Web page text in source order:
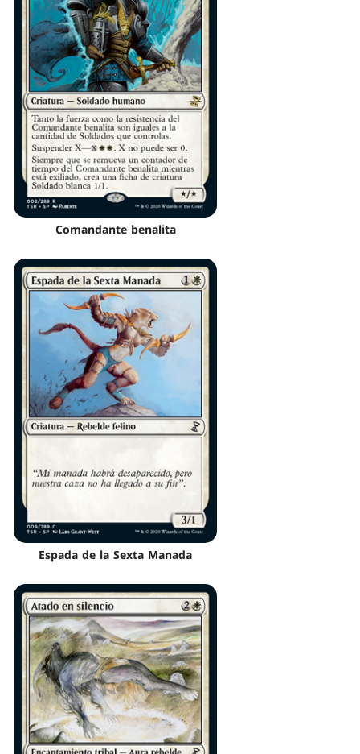
Comandante benalita
Espada de la Sexta Manada